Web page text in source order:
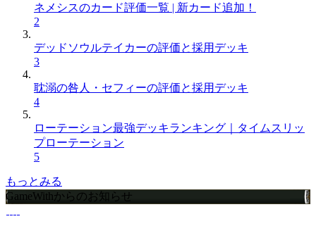
ネメシスのカード評価一覧 | 新カード追加！
2
デッドソウルテイカーの評価と採用デッキ
3
耽溺の咎人・セフィーの評価と採用デッキ
4
ローテーション最強デッキランキング｜タイムスリッ
プローテーション
5
もっとみる
GameWithからのお知らせ